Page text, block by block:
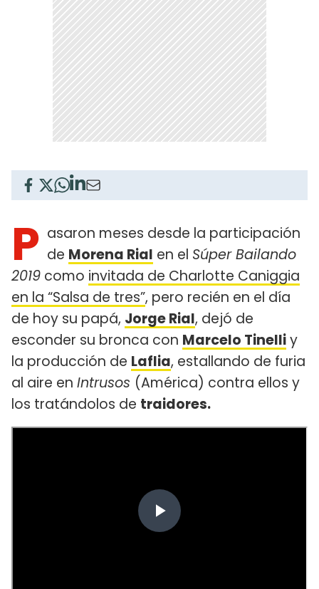
P asaron meses desde la participación
de Morena Rial en el Súper Bailando
2019 como invitada de Charlotte Caniggia
en la “Salsa de tres”, pero recién en el día
de hoy su papá, Jorge Rial, dejó de
esconder su bronca con Marcelo Tinelliy
la producción de Laflia, estallando de furia
al aire en Intrusos (América) contra ellos y
los tratándolos de traidores.